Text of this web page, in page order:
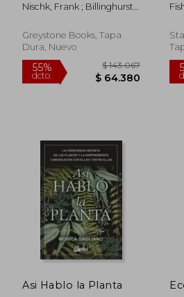
45% $ 135.973
Skitter and Jump (en
Nischk, Frank ; Billinghurst,
Greystone Books, Tapa
Dura, Nuevo
Asi Hablo la Planta